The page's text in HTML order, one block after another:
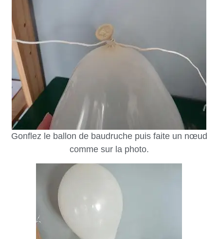
Gonflez le ballon de baudruche puis faite un nœud
comme sur la photo.